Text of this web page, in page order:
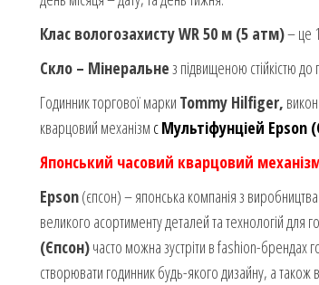
Клас вологозахисту WR 50 м (5 атм)– це
Скло – Мінеральнез підвищеною стійкістю
Годинник торгової марки Tommy Hilfiger,
кварцовий механізм сМультіфунціей Epson
Японський часовий кварцовий
Epson(єпсон) – японська компанія з
великого асортименту деталей та технологій для
(Єпсон)часто можна зустріти в fashion-брендах
створювати годинник будь-якого дизайну, а також